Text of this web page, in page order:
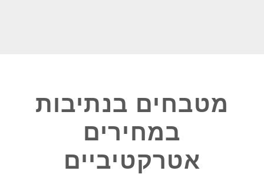
מטבחים בנתיבות
במחירים
אטרקטיביים